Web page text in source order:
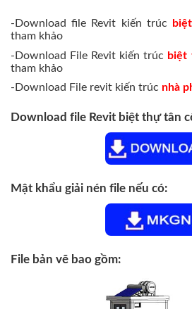
-Download file Revit kiến trúc
tham khảo
-Download File Revit kiến trúc biệt
tham khảo
-Download File revit kiến trúc nhà
Download file Revit biệt thự tân
Mật khẩu giải nén file nếu có:
File bản vẽ bao gồm: